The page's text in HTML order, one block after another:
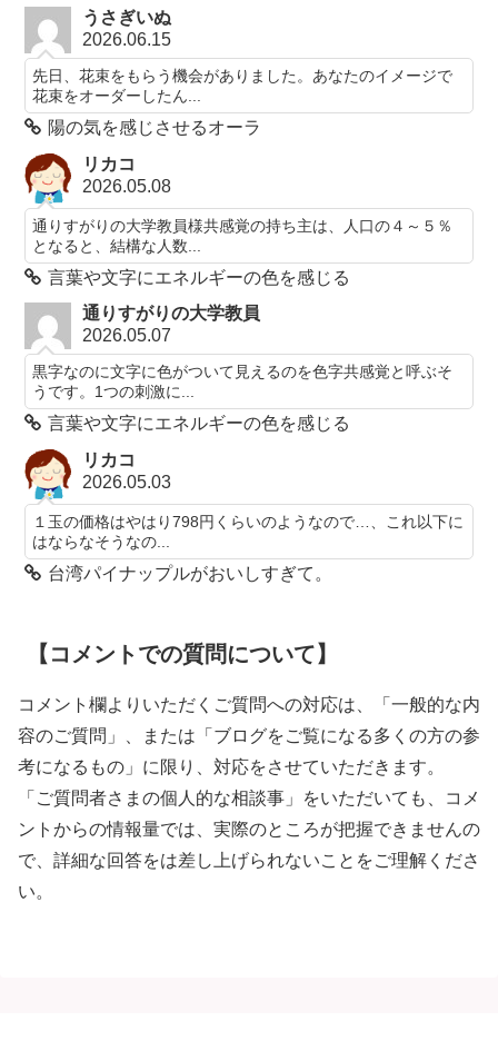
うさぎいぬ
2026.06.15
先日、花束をもらう機会がありました。あなたのイメージで
花束をオーダーしたん...
陽の気を感じさせるオーラ
リカコ
2026.05.08
通りすがりの大学教員様共感覚の持ち主は、人口の４～５％
となると、結構な人数...
言葉や文字にエネルギーの色を感じる
通りすがりの大学教員
2026.05.07
黒字なのに文字に色がついて見えるのを色字共感覚と呼ぶそ
うです。1つの刺激に...
言葉や文字にエネルギーの色を感じる
リカコ
2026.05.03
１玉の価格はやはり798円くらいのようなので…、これ以下に
はならなそうなの...
台湾パイナップルがおいしすぎて。
【コメントでの質問について】
コメント欄よりいただくご質問への対応は、「一般的な内
容のご質問」、または「ブログをご覧になる多くの方の参
考になるもの」に限り、対応をさせていただきます。
「ご質問者さまの個人的な相談事」をいただいても、コメ
ントからの情報量では、実際のところが把握できませんの
で、詳細な回答をは差し上げられないことをご理解くださ
い。